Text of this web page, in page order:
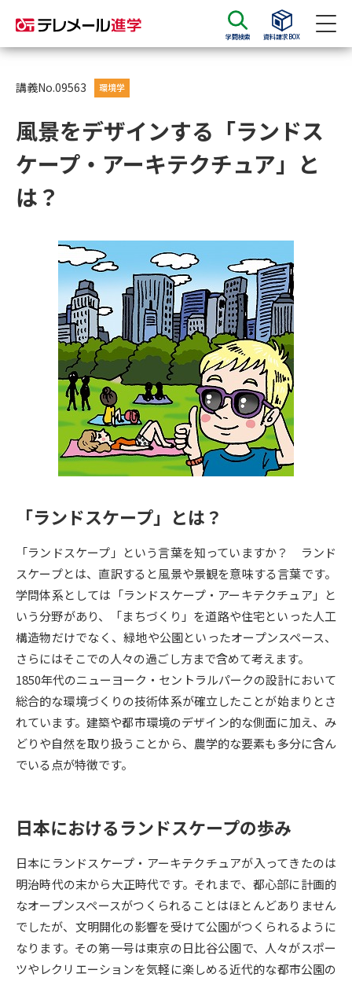
学問検索 資料請求BOX
資料請求
大学・短大の資料種類から請求
過去問題集
大学・短大以外の資料から請求
専門学校の資料請求 大学院の資料請求
留学・進学関連、塾・予備校
大学入学共通テスト「受験案
内」の請求
大学入学共通テスト「受験上の
配慮案内」の請求
高等学校卒業程度認定試験
高等学校（情報）教員資格認定
大学研究 大学検索
大学で学べる内容や特徴を調べる
新増設大学・学部・学科特集
国際・グローバルに強い大学特
集
データサイエンス特集 奨学金・特待生制度特集
新学年スタート号特集ページ
（高3生用）
新学年スタート号特集ページ
（高2生用）
SELFBRAND特集ページ
オープンキャンパスなどを調べる
オープンキャンパス検索 実施プログラムから探す
講義No.09563 環境学
風景をデザインする「ランドス
ケープ・アーキテクチュア」と
は？
「ランドスケープ」とは？
「ランドスケープ」という言葉を知っていますか？ ランド
スケープとは、直訳すると風景や景観を意味する言葉です。
学問体系としては「ランドスケープ・アーキテクチュア」と
いう分野があり、「まちづくり」を道路や住宅といった人工
構造物だけでなく、緑地や公園といったオープンスペース、
さらにはそこでの人々の過ごし方まで含めて考えます。
1850年代のニューヨーク・セントラルパークの設計において
総合的な環境づくりの技術体系が確立したことが始まりとさ
れています。建築や都市環境のデザイン的な側面に加え、み
どりや自然を取り扱うことから、農学的な要素も多分に含ん
でいる点が特徴です。
日本におけるランドスケープの歩み
日本にランドスケープ・アーキテクチュアが入ってきたのは
明治時代の末から大正時代です。それまで、都心部に計画的
なオープンスペースがつくられることはほとんどありません
でしたが、文明開化の影響を受けて公園がつくられるように
なります。その第一号は東京の日比谷公園で、人々がスポー
ツやレクリエーションを気軽に楽しめる近代的な都市公園の